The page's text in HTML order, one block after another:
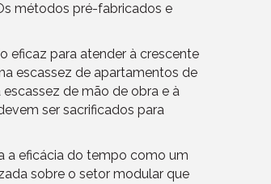
métodos pré-fabricados e
eficaz para atender à crescente
escassez de apartamentos de
de mão de obra e à
ser sacrificados para
a eficácia do tempo como um
sobre o setor modular que